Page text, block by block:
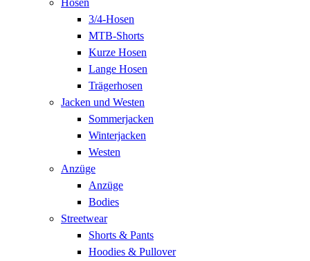
3/4-Hosen
MTB-Shorts
Kurze Hosen
Lange Hosen
Trägerhosen
Jacken und Westen
Sommerjacken
Winterjacken
Westen
Anzüge
Anzüge
Bodies
Streetwear
Shorts & Pants
Hoodies & Pullover